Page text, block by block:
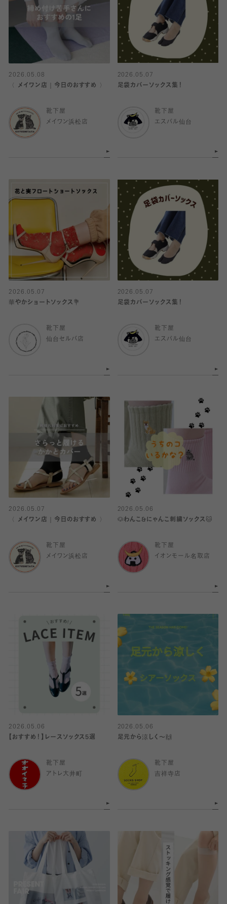
2026.05.08
〈 メイワン店｜今日のおすすめ 〉
靴下屋
メイワン浜松店
2026.05.07
足袋カバーソックス集！
靴下屋
エスパル仙台
2026.05.07
華やかショートソックス💐
靴下屋
仙台セルバ店
2026.05.07
足袋カバーソックス集！
靴下屋
エスパル仙台
2026.05.07
〈 メイワン店｜今日のおすすめ 〉
靴下屋
メイワン浜松店
2026.05.06
🐶わんこ&にゃんこ刺繍ソックス🐱
靴下屋
イオンモール名取店
2026.05.06
【おすすめ！】レースソックス5選
靴下屋
アトレ大井町
2026.05.06
足元から涼しく〜🙌
靴下屋
吉祥寺店